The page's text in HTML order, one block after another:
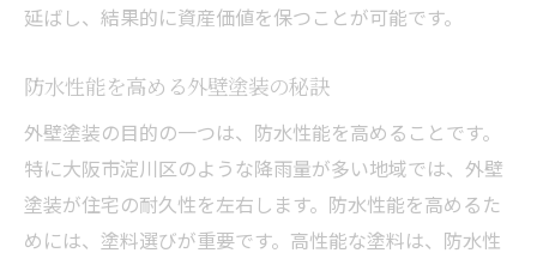
延ばし、結果的に資産価値を保つことが可能です。
防水性能を高める外壁塗装の秘訣
外壁塗装の目的の一つは、防水性能を高めることです。
特に大阪市淀川区のような降雨量が多い地域では、外壁
塗装が住宅の耐久性を左右します。防水性能を高めるた
めには、塗料選びが重要です。高性能な塗料は、防水性